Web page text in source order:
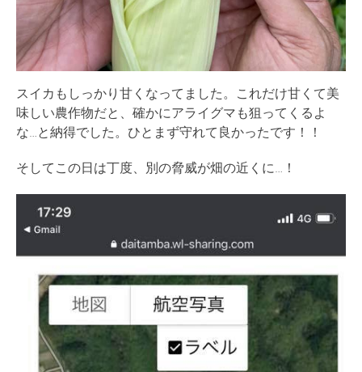
スイカもしっかり甘くなってました。これだけ甘くて美
味しい農作物だと、確かにアライグマも狙ってくるよ
な…と納得でした。ひとまず守れて良かったです！！
そしてこの日は丁度、別の脅威が畑の近くに…！